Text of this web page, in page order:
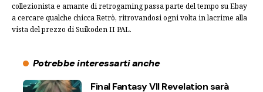
collezionista e amante di retrogaming passa parte del tempo su Ebay
a cercare qualche chicca Retrò, ritrovandosi ogni volta in lacrime alla
vista del prezzo di Suikoden II PAL.
Potrebbe interessarti anche
Final Fantasy VII Revelation sarà